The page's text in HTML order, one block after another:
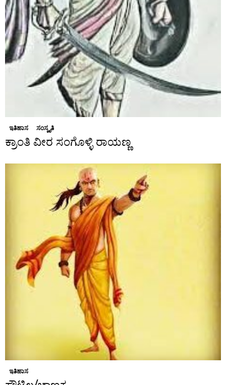
ಇತಿಹಾಸ ಸಂಸ್ಕೃತಿ
ಕ್ರಾಂತಿ ವೀರ ಸಂಗೊಳ್ಳಿ ರಾಯಣ್ಣ
ಇತಿಹಾಸ